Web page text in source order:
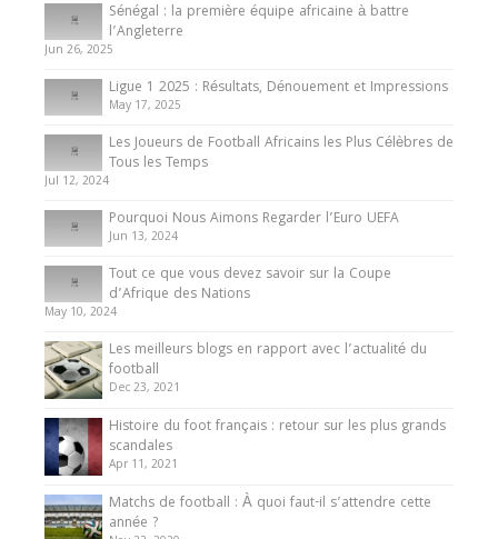
Présentation de l’équipe nationale de football
du Cameroun
8 August 2025
Sénégal : la première équipe africaine à battre
l’Angleterre
Jun 26, 2025
Ligue 1 2025 : Résultats, Dénouement et Impressions
May 17, 2025
Les Joueurs de Football Africains les Plus Célèbres de
Tous les Temps
Jul 12, 2024
Pourquoi Nous Aimons Regarder l’Euro UEFA
Jun 13, 2024
Tout ce que vous devez savoir sur la Coupe
d’Afrique des Nations
May 10, 2024
Les meilleurs blogs en rapport avec l’actualité du
football
Dec 23, 2021
Histoire du foot français : retour sur les plus grands
scandales
Apr 11, 2021
Matchs de football : À quoi faut-il s’attendre cette
année ?